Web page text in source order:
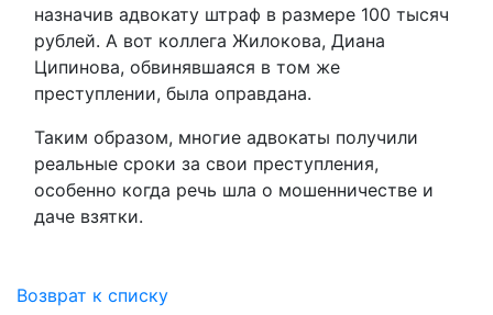
назначив адвокату штраф в размере 100 тысяч
рублей. А вот коллега Жилокова, Диана
Ципинова, обвинявшаяся в том же
преступлении, была оправдана.
Таким образом, многие адвокаты получили
реальные сроки за свои преступления,
особенно когда речь шла о мошенничестве и
даче взятки.
Возврат к списку